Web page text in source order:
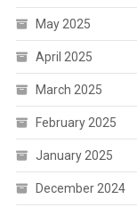
May 2025
April 2025
March 2025
February 2025
January 2025
December 2024